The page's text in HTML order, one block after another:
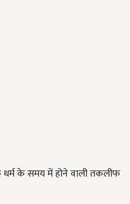
के समय में होने वाली तकलीफ